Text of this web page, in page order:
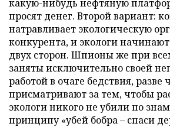
какую-нибудь нефтяную
просят денег. Второй вариант:
натравливает экологическую
конкурента, и экологи
двух сторон. Шпионы же при
заняты исключительно своей
работой в очаге бедствия, разве
присматривают за тем, чтобы
экологи никого не убили по
принципу «убей бобра – спаси